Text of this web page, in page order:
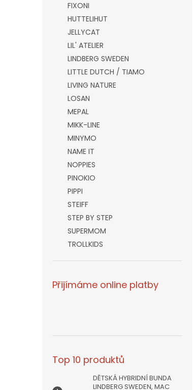
FIXONI
HUTTELIHUT
JELLYCAT
LIL' ATELIER
LINDBERG SWEDEN
LITTLE DUTCH / TIAMO
LIVING NATURE
LOSAN
MEPAL
MIKK-LINE
MINYMO
NAME IT
NOPPIES
PINOKIO
PIPPI
STEIFF
STEP BY STEP
SUPERMOM
TROLLKIDS
Přijímáme online platby
Top 10 produktů
DĚTSKÁ HYBRIDNÍ BUNDA
LINDBERG SWEDEN, MAC